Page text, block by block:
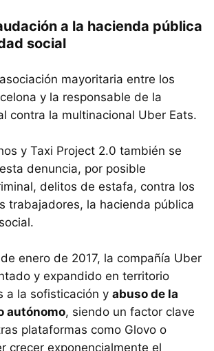
a la hacienda pública
social
mayoritaria entre los
y la responsable de la
contra la multinacional Uber Eats.
y Taxi Project 2.0 también se
denuncia, por posible
delitos de estafa, contra los
trabajadores, la hacienda pública
enero de 2017, la compañía Uber
y expandido en territorio
a la sofisticación y abuso de la
autónomo, siendo un factor clave
plataformas como Glovo o
crecer exponencialmente el